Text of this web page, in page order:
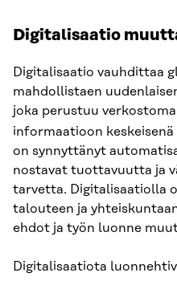
Digitalisaatio
Digitalisaatio vauhdittaa
mahdollistaen
joka perustuu
informaatioon
on synnyttänyt
nostavat tuottavuutta ja
tarvetta. Digitalisaatiolla
talouteen ja
ehdot ja työn luonne
Digitalisaatiota